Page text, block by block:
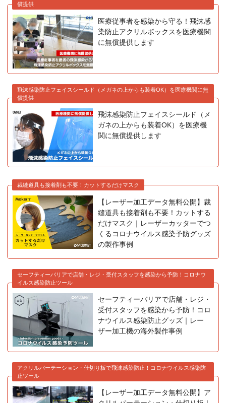
償提供
医療従事者を感染から守る！飛沫感
染防止アクリルボックスを医療機関
に無償提供します
飛沫感染防止フェイスシールド（メガネの上からも装着OK）を医療機関に無
償提供
飛沫感染防止フェイスシールド（メ
ガネの上からも装着OK）を医療機
関に無償提供します
裁縫道具も接着剤も不要！カットするだけマスク
【レーザー加工データ無料公開】裁
縫道具も接着剤も不要！カットする
だけマスク｜レーザーカッターでつ
くるコロナウイルス感染予防グッズ
の製作事例
セーフティーバリアで店舗・レジ・受付スタッフを感染から予防！コロナウ
イルス感染防止ツール
セーフティーバリアで店舗・レジ・
受付スタッフを感染から予防！コロ
ナウイルス感染防止グッズ｜レー
ザー加工機の海外製作事例
アクリルパーテーション・仕切り板で飛沫感染防止！コロナウイルス感染防
止ツール
【レーザー加工データ無料公開】ア